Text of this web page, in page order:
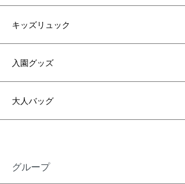
キッズリュック
入園グッズ
大人バッグ
グループ